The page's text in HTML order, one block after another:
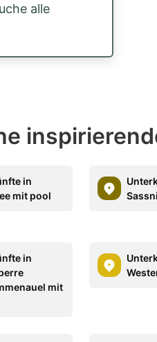
alle
in
mit pool
in
mit